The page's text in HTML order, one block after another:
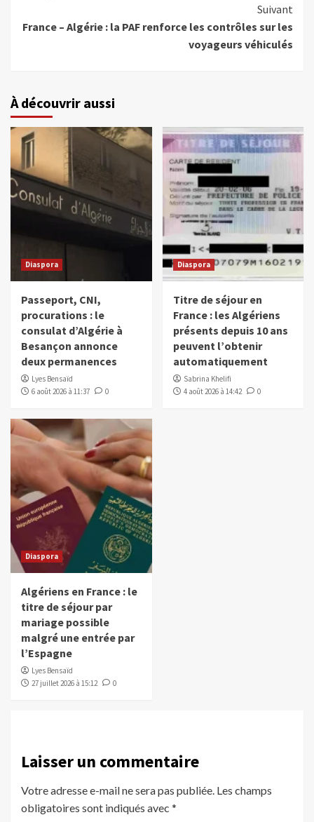
Suivant
France – Algérie : la PAF renforce les contrôles sur les
voyageurs véhiculés
À découvrir aussi
Diaspora
Passeport, CNI,
procurations : le
consulat d’Algérie à
Besançon annonce
deux permanences
Lyes Bensaïd
6 août 2026 à 11:37
0
Diaspora
Titre de séjour en
France : les Algériens
présents depuis 10 ans
peuvent l’obtenir
automatiquement
Sabrina Khelifi
4 août 2026 à 14:42
0
Diaspora
Algériens en France : le
titre de séjour par
mariage possible
malgré une entrée par
l’Espagne
Lyes Bensaïd
27 juillet 2026 à 15:12
0
Laisser un commentaire
Votre adresse e-mail ne sera pas publiée. Les champs
obligatoires sont indiqués avec *